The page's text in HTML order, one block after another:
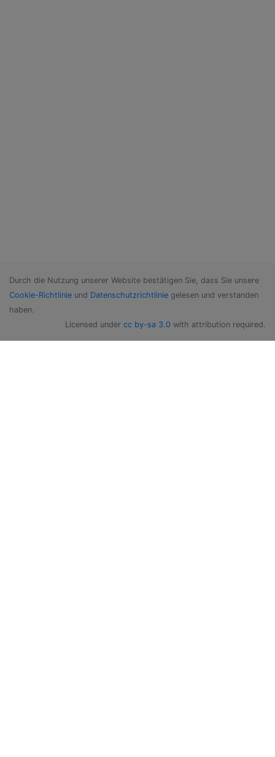
Durch die Nutzung unserer Website bestätigen Sie, dass Sie unsere
Cookie-Richtlinie und Datenschutzrichtlinie gelesen und verstanden
haben.
Licensed under cc by-sa 3.0 with attribution required.